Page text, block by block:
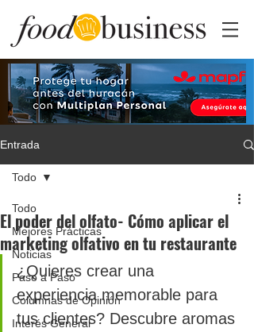
Entrada
Todo
Mejores Prácticas
Noticias
Paso a Paso
Columnas de Opinión
Interés General
Todo
El poder del olfato- Cómo aplicar el
marketing olfativo en tu restaurante
¿Quieres crear una
experiencia memorable para
tus clientes? Descubre aromas